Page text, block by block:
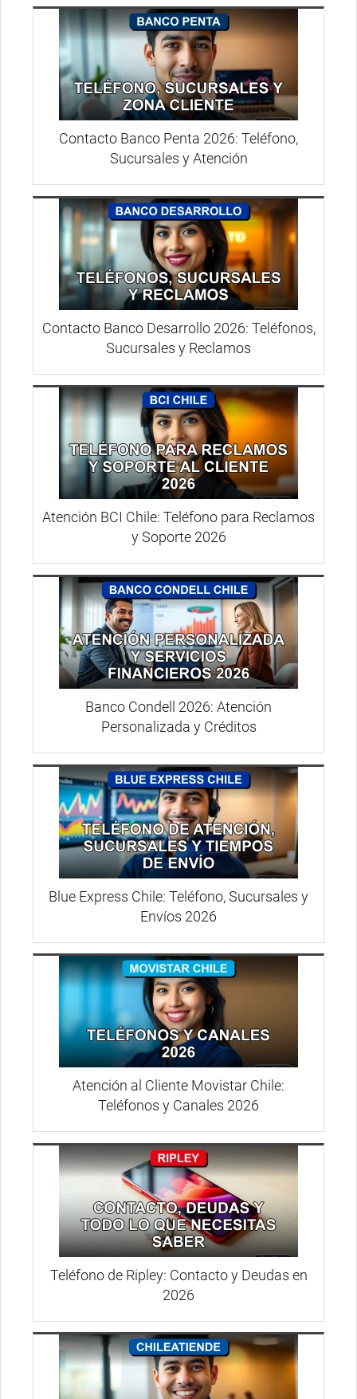
Contacto Banco Penta 2026: Teléfono,
Sucursales y Atención
Contacto Banco Desarrollo 2026: Teléfonos,
Sucursales y Reclamos
Atención BCI Chile: Teléfono para Reclamos
y Soporte 2026
Banco Condell 2026: Atención
Personalizada y Créditos
Blue Express Chile: Teléfono, Sucursales y
Envíos 2026
Atención al Cliente Movistar Chile:
Teléfonos y Canales 2026
Teléfono de Ripley: Contacto y Deudas en
2026